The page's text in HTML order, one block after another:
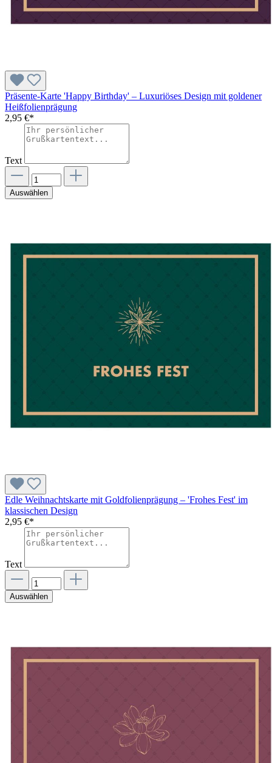
Präsente-Karte 'Happy Birthday' – Luxuriöses Design mit goldener
Heißfolienprägung
2,95 €*
Text
Auswählen
Edle Weihnachtskarte mit Goldfolienprägung – 'Frohes Fest' im
klassischen Design
2,95 €*
Text
Auswählen